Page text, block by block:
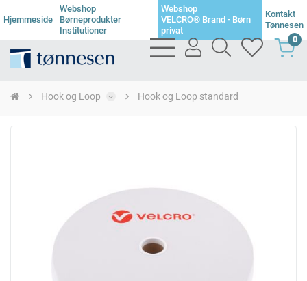
Hjemmeside
Webshop
Børneprodukter
Institutioner
Webshop
VELCRO® Brand - Børn
privat
Kontakt
Tønnesen
bars
light
user
searchheart 0
Hook og Loop Hook og Loop standard